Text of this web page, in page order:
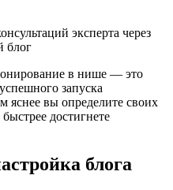
в нише — это
запуска
яснее вы определите своих
достигнете
блога